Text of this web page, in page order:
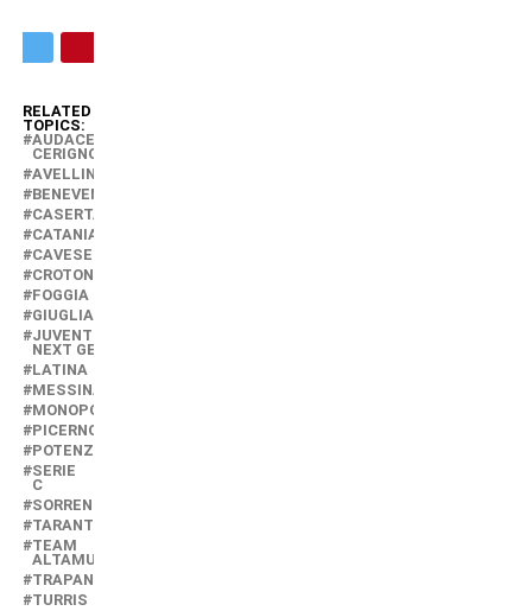
RELATED
TOPICS:
AUDACE
CERIGNOLA
AVELLINO
BENEVENTO
CASERTANA
CATANIA
CAVESE
CROTONE
FOGGIA
GIUGLIANO
JUVENTUS
NEXT GEN
LATINA
MESSINA
MONOPOLI
PICERNO
POTENZA
SERIE
C
SORRENTO
TARANTO
TEAM
ALTAMURA
TRAPANI
TURRIS